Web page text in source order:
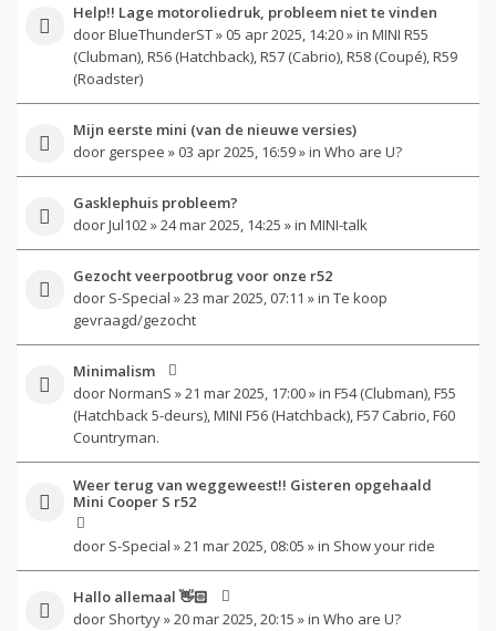
Help!! Lage motoroliedruk, probleem niet te vinden
doorBlueThunderST» 05 apr 2025, 14:20 » in MINI R55
(Clubman), R56 (Hatchback), R57 (Cabrio), R58 (Coupé), R59
(Roadster)
Mijn eerste mini (van de nieuwe versies)
door gerspee » 03 apr 2025, 16:59 » in Who are U?
Gasklephuis probleem?
doorJul102 » 24 mar 2025, 14:25 » in MINI-talk
Gezocht veerpootbrug voor onze r52
door S-Special » 23 mar 2025, 07:11 » in Te koop
gevraagd/gezocht
Minimalism
doorNormanS » 21 mar 2025, 17:00 » in F54 (Clubman), F55
(Hatchback 5-deurs), MINI F56 (Hatchback), F57 Cabrio, F60
Countryman.
Weer terug van weggeweest!! Gisteren opgehaald
Mini Cooper S r52
door S-Special » 21 mar 2025, 08:05 » in Show your ride
Hallo allemaal 👋🏻
door Shortyy» 20 mar 2025, 20:15 » in Who are U?